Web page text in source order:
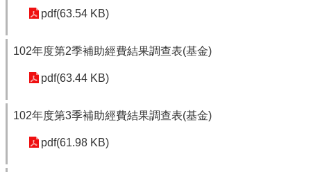
pdf(63.54 KB)
102年度第2季補助經費結果調查表(基金)
pdf(63.44 KB)
102年度第3季補助經費結果調查表(基金)
pdf(61.98 KB)